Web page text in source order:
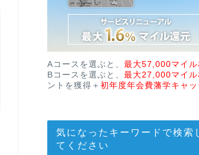
Aコースを選ぶと、 最大57,000マイル
Bコースを選ぶと、 最大27,000マイル
ントを獲得＋ 初年度年会費藩学キャッ
気になったキーワードで検索
てください